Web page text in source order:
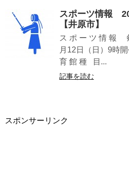
スポーツ情報
【井原市】
ス ポ ー ツ 情
月12日（日）9時
育 館 種 目...
記事を読む
スポンサーリンク